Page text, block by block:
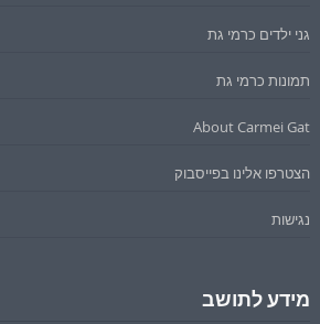
גני ילדים כרמי גת
תמונות כרמי גת
About Carmei Gat
הצטרפו אלינו בפייסבוק
נגישות
מידע לתושב